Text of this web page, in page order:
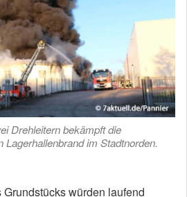
Drehleitern bekämpft die
Lagerhallenbrand im Stadtnorden.
würden laufend